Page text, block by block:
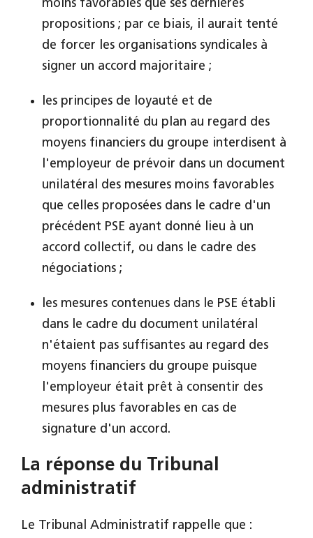
moins favorables que ses dernières
propositions ; par ce biais, il aurait tenté
de forcer les organisations syndicales à
signer un accord majoritaire ;
les principes de loyauté et de
proportionnalité du plan au regard des
moyens financiers du groupe interdisent à
l'employeur de prévoir dans un document
unilatéral des mesures moins favorables
que celles proposées dans le cadre d'un
précédent PSE ayant donné lieu à un
accord collectif, ou dans le cadre des
négociations ;
les mesures contenues dans le PSE établi
dans le cadre du document unilatéral
n'étaient pas suffisantes au regard des
moyens financiers du groupe puisque
l'employeur était prêt à consentir des
mesures plus favorables en cas de
signature d'un accord.
La réponse du Tribunal
administratif
Le Tribunal Administratif rappelle que :